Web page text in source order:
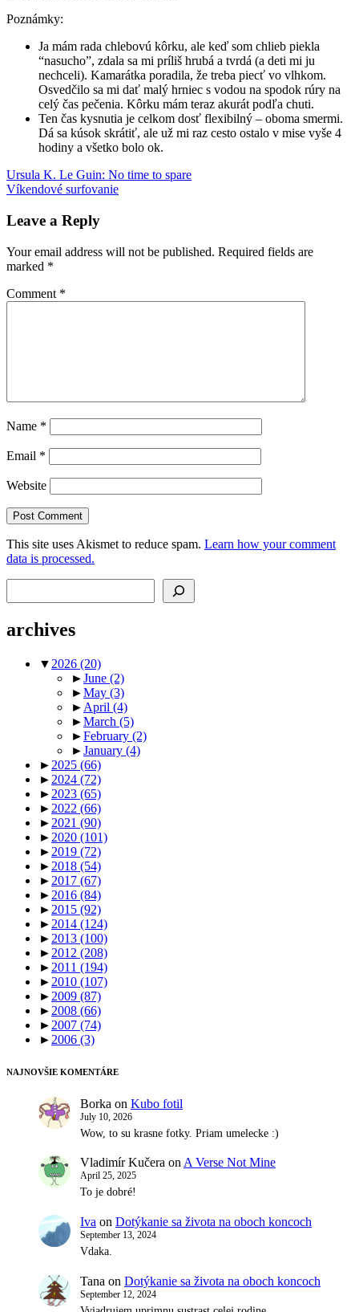
Poznámky:
Ja mám rada chlebovú kôrku, ale keď som chlieb piekla
“nasucho”, zdala sa mi príliš hrubá a tvrdá (a deti mi ju
nechceli). Kamarátka poradila, že treba piecť vo vlhkom.
Osvedčilo sa mi dať malý hrniec s vodou na spodok rúry na
celý čas pečenia. Kôrku mám teraz akurát podľa chuti.
Ten čas kysnutia je celkom dosť flexibilný – oboma smermi.
Dá sa kúsok skrátiť, ale už mi raz cesto ostalo v mise vyše 4
hodiny a všetko bolo ok.
celozrnný
chliebrecepty
Post
navigation
Previous
Post:
Ursula K. Le Guin: No time to spare
Next
Víkendové surfovanie
Leave a Reply
Your email address will not be published. Required fields are
marked *
Comment *
Name *
Email *
Website
This site uses Akismet to reduce spam. Learn how your comment
data is processed.
archives
▼ 2026 (20)
►June (2)
►May (3)
► April (4)
►March (5)
►February (2)
►January (4)
► 2025 (66)
► 2024 (72)
► 2023 (65)
► 2022 (66)
► 2021 (90)
► 2020 (101)
► 2019 (72)
► 2018 (54)
► 2017 (67)
► 2016 (84)
► 2015 (92)
► 2014 (124)
► 2013 (100)
► 2012 (208)
► 2011 (194)
► 2010 (107)
► 2009 (87)
► 2008 (66)
► 2007 (74)
► 2006 (3)
NAJNOVŠIE KOMENTÁRE
Borka on Kubo fotil
July 10, 2026
Wow, to su krasne fotky. Priam umelecke :)
Vladimír Kučera on A Verse Not Mine
April 25, 2025
To je dobré!
Iva on Dotýkanie sa života na oboch koncoch
September 13, 2024
Vdaka.
Tana on Dotýkanie sa života na oboch koncoch
September 12, 2024